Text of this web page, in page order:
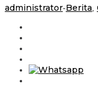
administrator-Berita